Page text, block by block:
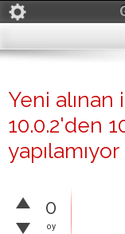
Yeni
10.0.2'den
yapılamıyor
0
oy